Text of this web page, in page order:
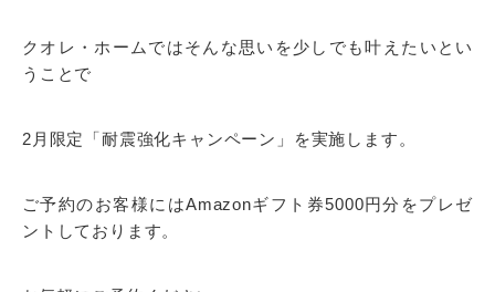
クオレ・ホームではそんな思いを少しでも叶えたいとい
うことで
2月限定「耐震強化キャンペーン」を実施します。
ご予約のお客様にはAmazonギフト券5000円分をプレゼ
ントしております。